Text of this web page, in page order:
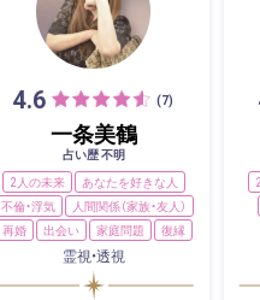
4.6 (7)
一条美鶴
占い歴 不明
2人の未来
あなたを好きな人
不倫・浮気
人間関係（家族・友人）
再婚
出会い 家庭問題 復縁
霊視・透視